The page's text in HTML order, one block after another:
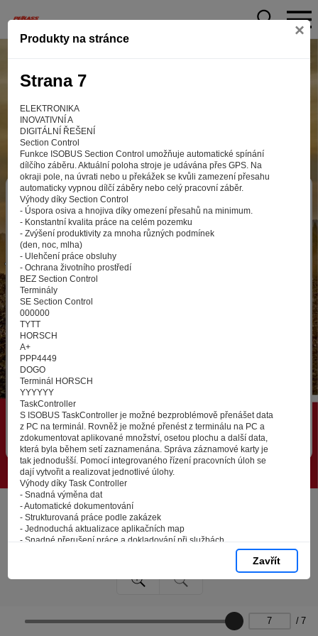
Produkty na stránce ×
Strana 7
ELEKTRONIKA
INOVATIVNÍ A
DIGITÁLNÍ ŘEŠENÍ
Section Control
Funkce ISOBUS Section Control umožňuje automatické spínání
dílčího záběru. Aktuální poloha stroje je udávána přes GPS. Na
okraji pole, na úvrati nebo u překážek se kvůli zamezení přesahu
automaticky vypnou dílčí záběry nebo celý pracovní záběr.
Výhody díky Section Control
- Úspora osiva a hnojiva díky omezení přesahů na minimum.
- Konstantní kvalita práce na celém pozemku
- Zvýšení produktivity za mnoha různých podmínek
(den, noc, mlha)
- Ulehčení práce obsluhy
- Ochrana životního prostředí
BEZ Section Control
Terminály
SE Section Control
000000
TYTT
HORSCH
A+
PPP4449
DOGO
Terminál HORSCH
YYYYYY
TaskController
S ISOBUS TaskController je možné bezproblémově přenášet data
z PC na terminál. Rovněž je možné přenést z terminálu na PC a
zdokumentovat aplikované množství, osetou plochu a další data,
která byla během setí zaznamenána. Správa záznamové karty je
tak jednodušší. Pomocí integrovaného řízení pracovních úloh se
dají vytvořit a realizovat jednotlivé úlohy.
Výhody díky Task Controller
- Snadná výměna dat
- Automatické dokumentování
- Strukturovaná práce podle zakázek
- Jednoduchá aktualizace aplikačních map
- Snadné přerušení práce a dokladování při službách
osivo NEBO hnojivo
Zavřít
/ 7
Aby web fungoval tak, jak ho znáte (souhlas
s cookies)
Záleží nám na tom, aby pro vás nakupování bylo co nejlepší
zážitkem. Abyste na našich stránkách rychle našli to, co
hledáte, ušetřili spoustu klikání a nezobrazovaly se vám
reklamy na věci, které vás nezajímají. Abyste web viděli
v zobrazení na které jste zvyklí a nemuseli se pokaždé
přihlašovat. Proto od vás potřebujeme souhlas se
zpracováním souborů cookies - malých souborů, které
se dočasně ukládají ve vašem prohlížeči. Stisknutím tlačítka
„V pořádku“ souhlasíte s nastavením cookies tak, abychom
vám poskytovali smysluplné a užitečné služby na základě
vašich údajů. Svůj souhlas můžete kdykoli změnit na stránce
Spravovat cookies V pořádku